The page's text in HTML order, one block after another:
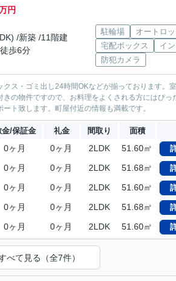
円
/新築 /11階建
徒歩6分
駐輪場 オートロッ
宅配ボックス
イ
防犯カメラ
ス・ゴミ出し24時間OKなどが揃っております。
の物件ですので、お料理をよくされる方にはぴっ
ト致します。町屋付近の情報も満載です。
金/保証金 礼金 間取り 面積
0ヶ月 0ヶ月 2LDK 51.60㎡
0ヶ月 0ヶ月 2LDK 51.68㎡
0ヶ月 0ヶ月 2LDK 51.60㎡
0ヶ月 0ヶ月 2LDK 51.68㎡
0ヶ月 0ヶ月 2LDK 51.60㎡
べて見る（全7件）